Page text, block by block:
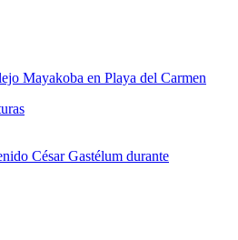
Mayakoba en Playa del Carmen
César Gastélum durante